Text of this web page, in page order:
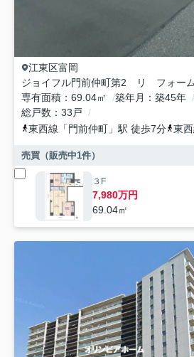
江東区富岡
専有面積
69.04㎡ 築年月 築45年
総戸数
33戸
東西線 「門前仲町 」駅 徒歩7分 東
売買（販売中1件）
３F
7,980万円
69.04㎡